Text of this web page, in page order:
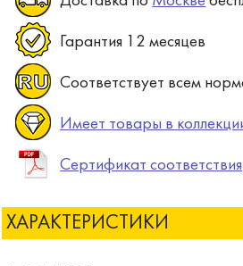
Гарантия 12 месяцев
Соответствует всем
Имеет товары в
Сертификат соответствия
ХАРАКТЕРИСТИКИ